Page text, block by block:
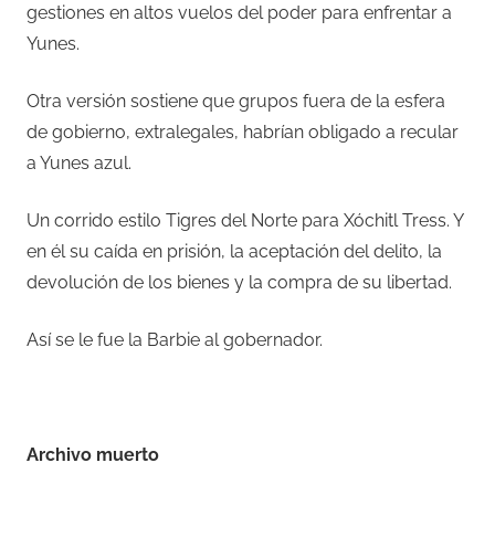
gestiones en altos vuelos del poder para enfrentar a
Yunes.
Otra versión sostiene que grupos fuera de la esfera
de gobierno, extralegales, habrían obligado a recular
a Yunes azul.
Un corrido estilo Tigres del Norte para Xóchitl Tress. Y
en él su caída en prisión, la aceptación del delito, la
devolución de los bienes y la compra de su libertad.
Así se le fue la Barbie al gobernador.
Archivo muerto